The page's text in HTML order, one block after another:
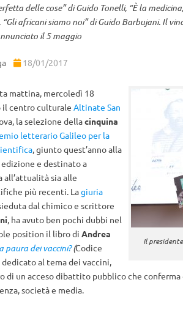
delle cose” di Guido Tonelli, “È la
“Gli africani siamo noi” di Guido Barbujani. Il
il 5 maggio
18/01/2017
Il
mattina, mercoledì 18
il centro culturale Altinate San
la selezione dellacinquina
letterario Galileo per la
, giunto quest’anno alla
e destinato a
all’attualità sia alle
più recenti. Lagiuria
dal chimico e scrittore
, ha avuto ben pochi dubbi nel
position il libro di Andrea
paura dei vaccini?(Codice
al tema dei vaccini,
di un acceso dibattito pubblico che
società e media.